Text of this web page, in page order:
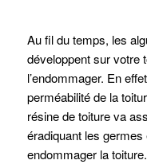
Au fil du temps, les
développent sur votre
l’endommager. En
perméabilité de la
résine de toiture va
éradiquant les
endommager la